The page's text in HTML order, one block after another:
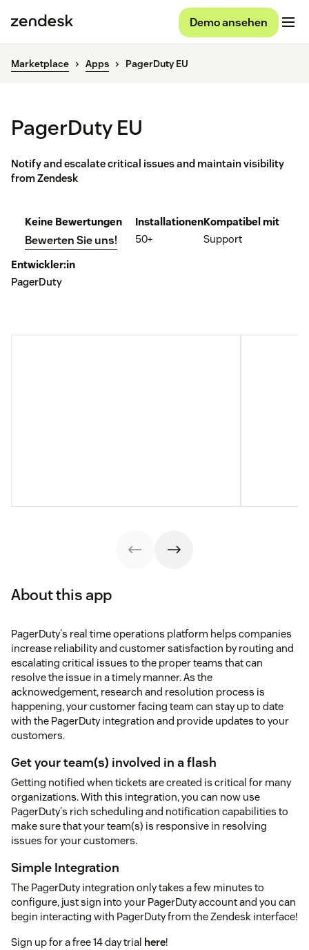
Demo ansehen
Marketplace Apps PagerDuty EU
PagerDuty EU
Notify and escalate critical issues and maintain visibility
from Zendesk
Keine Bewertungen
Bewerten Sie uns!
Installationen
50+
Kompatibel mit
Support
Entwickler:in
PagerDuty
About this app
PagerDuty's real time operations platform helps companies
increase reliability and customer satisfaction by routing and
escalating critical issues to the proper teams that can
resolve the issue in a timely manner. As the
acknowedgement, research and resolution process is
happening, your customer facing team can stay up to date
with the PagerDuty integration and provide updates to your
customers.
Get your team(s) involved in a flash
Getting notified when tickets are created is critical for many
organizations. With this integration, you can now use
PagerDuty's rich scheduling and notification capabilities to
make sure that your team(s) is responsive in resolving
issues for your customers.
Simple Integration
The PagerDuty integration only takes a few minutes to
configure, just sign into your PagerDuty account and you can
begin interacting with PagerDuty from the Zendesk interface!
Sign up for a free 14 day trial here!